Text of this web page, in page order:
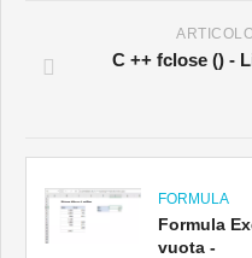
C ++ fclose () -
FORMULA
Formula
vuota -